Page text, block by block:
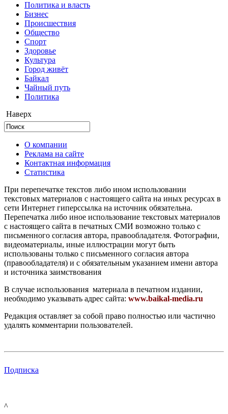
Политика и власть
Бизнес
Происшествия
Общество
Cпорт
Здоровье
Культура
Город живёт
Байкал
Чайный путь
Политика
Наверх
О компании
Реклама на сайте
Контактная информация
Статистика
При перепечатке текстов либо ином использовании
текстовых материалов с настоящего сайта на иных ресурсах в
сети Интернет гиперссылка на источник обязательна.
Перепечатка либо иное использование текстовых материалов
с настоящего сайта в печатных СМИ возможно только с
письменного согласия автора, правообладателя. Фотографии,
видеоматериалы, иные иллюстрации могут быть
использованы только с письменного согласия автора
(правообладателя) и с обязательным указанием имени автора
и источника заимствования
В случае использования материала в печатном издании,
необходимо указывать адрес сайта: www.baikal-media.ru
Редакция оставляет за собой право полностью или частично
удалять комментарии пользователей.
Подписка
^